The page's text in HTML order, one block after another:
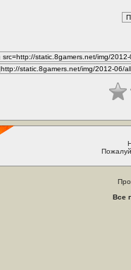
Все